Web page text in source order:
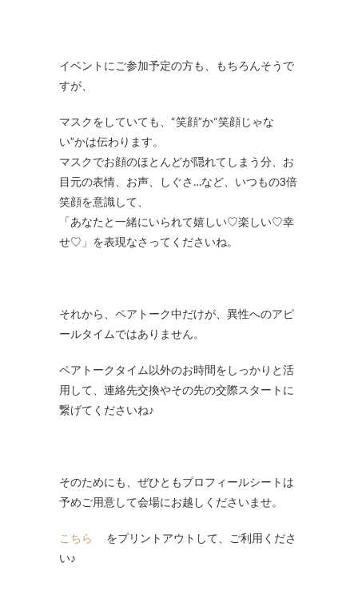
イベントにご参加予定の方も、もちろんそうで
すが、
マスクをしていても、“笑顔”か“笑顔じゃな
い”かは伝わります。
マスクでお顔のほとんどが隠れてしまう分、お
目元の表情、お声、しぐさ…など、いつもの3倍
笑顔を意識して、
「あなたと一緒にいられて嬉しい♡楽しい♡幸
せ♡」を表現なさってくださいね。
それから、ペアトーク中だけが、異性へのアピ
ールタイムではありません。
ペアトークタイム以外のお時間をしっかりと活
用して、連絡先交換やその先の交際スタートに
繋げてくださいね♪
そのためにも、ぜひともプロフィールシートは
予めご用意して会場にお越しくださいませ。
こちら
をプリントアウトして、ご利用くださ
い♪